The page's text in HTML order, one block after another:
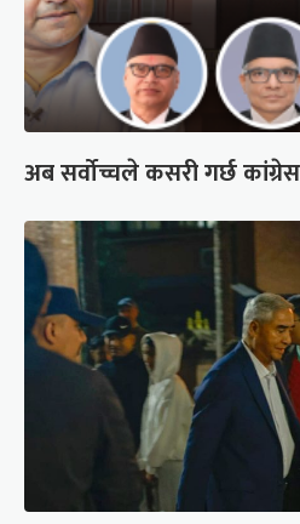
अब सर्वोच्चले कसरी गर्छ